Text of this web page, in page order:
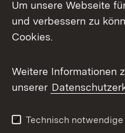
Facebook
X / Twitter
Youtube
Um unsere Webseite
und verbessern zu
Cookies.
Weitere Informationen
unserer
Technisch